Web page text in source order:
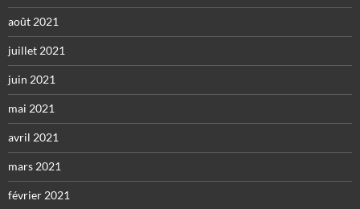
août 2021
juillet 2021
juin 2021
mai 2021
avril 2021
mars 2021
février 2021